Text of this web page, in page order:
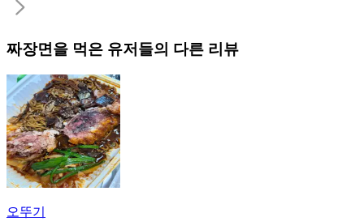
짜장면 을 먹은 유저들의 다른 리뷰
오뚜기